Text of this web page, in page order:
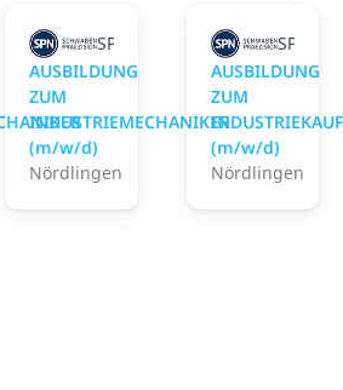
Präzision Fritz Hopf GmbH
SPN Schwaben Präzision
AUSBILDUNG
ZUM
INDUSTRIEMECHANIKER
(m/w/d)
Nördlingen
SPN
AUSBILDUNG
ZUM
(m/w/d)
Nördlingen
Präzision Fritz Hopf GmbH